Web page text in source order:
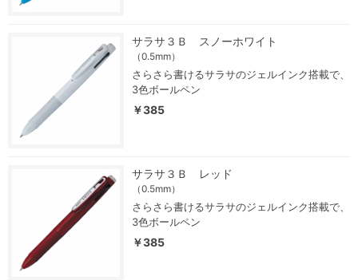
サラサ３Ｂ スノーホワイト
（0.5mm）
さらさら書けるサラサのジェルインク搭載で、
3色ボールペン
￥385
サラサ３Ｂ レッド
（0.5mm）
さらさら書けるサラサのジェルインク搭載で、
3色ボールペン
￥385